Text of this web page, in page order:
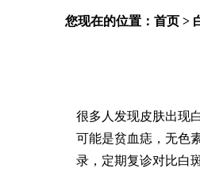
您现在的位置： 首页 >
很多人发现皮肤出现
可能是贫血痣，无色
录，定期复诊对比白